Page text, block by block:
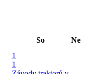
So Ne
1
1